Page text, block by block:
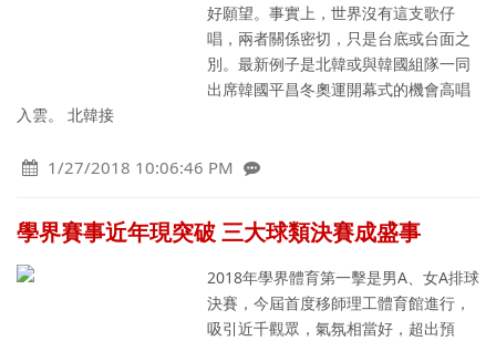
好願望。事實上，世界沒有這支歌仔
唱，兩者關係密切，只是台底或台面之
別。最新例子是北韓或與韓國組隊一同
出席韓國平昌冬奧運開幕式的機會高唱
入雲。 北韓接
1/27/2018 10:06:46 PM
學界賽事近年現突破 三大球類決賽成盛事
2018年學界體育第一擊是男A、女A排球
決賽，今屆首度移師理工體育館進行，
吸引近千觀眾，氣氛相當好，超出預